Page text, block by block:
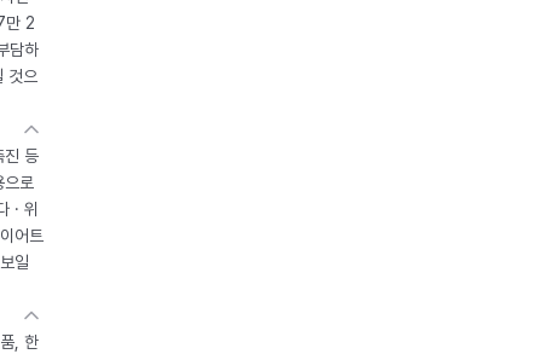
만 2
담하
것으
진 등
로
· 위
어트
일
, 한